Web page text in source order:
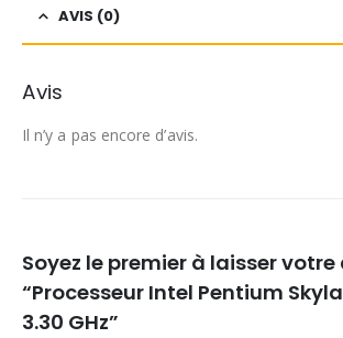
AVIS (0)
Avis
Il n’y a pas encore d’avis.
Soyez le premier à laisser votre
“Processeur Intel Pentium
3.30 GHz”